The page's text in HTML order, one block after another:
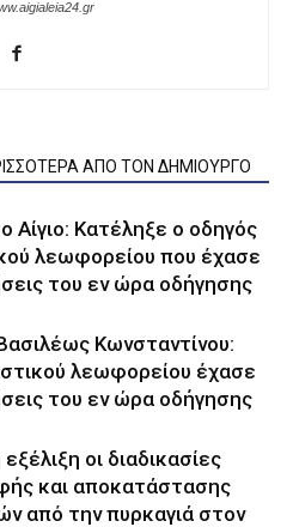
ΑΠΟ ΤΟΝ ΔΗΜΙΟΥΡΓΟ
Αίγιο: Κατέληξε ο οδηγός
λεωφορείου που έχασε
του εν ώρα οδήγησης
Κωνσταντίνου:
λεωφορείου έχασε
του εν ώρα οδήγησης
οι διαδικασίες
και αποκατάστασης
από την πυρκαγιά στον